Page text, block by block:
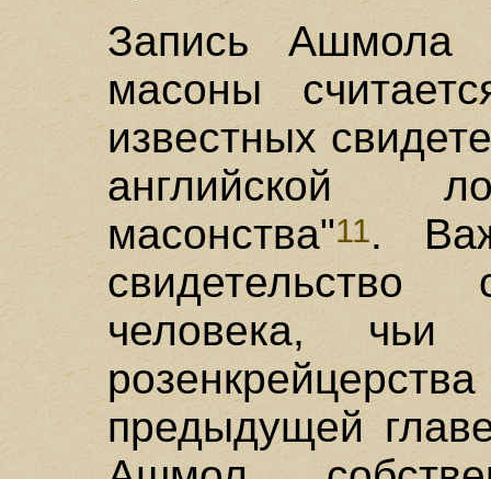
Запись Ашмола
масоны
известных
английской
масонства"11.
человека,
предыдущей